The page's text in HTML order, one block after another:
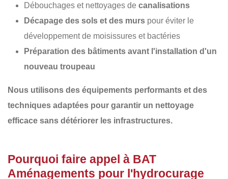
Débouchages et nettoyages de canalisations
Décapage des sols et des murs pour éviter le
développement de moisissures et bactéries
Préparation des bâtiments avant l'installation d'un
nouveau troupeau
Nous utilisons des équipements performants et des
techniques adaptées pour garantir un nettoyage
efficace sans détériorer les infrastructures.
Pourquoi faire appel à BAT
Aménagements pour l'hydrocurage